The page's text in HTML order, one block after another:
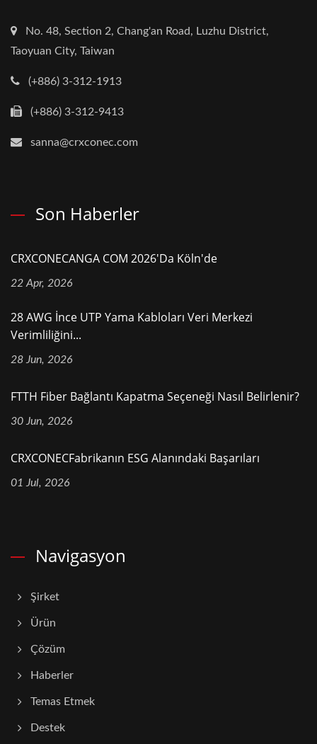
No. 48, Section 2, Chang'an Road, Luzhu District,
Taoyuan City, Taiwan
(+886) 3-312-1913
(+886) 3-312-9413
sanna@crxconec.com
Son Haberler
CRXCONECANGA COM 2026'da Köln'de
22 Apr, 2026
28 AWG İnce UTP Yama Kabloları Veri Merkezi
Verimliliğini...
28 Jun, 2026
FTTH Fiber Bağlantı Kapatma Seçeneği Nasıl Belirlenir?
30 Jun, 2026
CRXCONECFabrikanın ESG Alanındaki Başarıları
01 Jul, 2026
Navigasyon
Şirket
Ürün
Çözüm
Haberler
Temas Etmek
Destek